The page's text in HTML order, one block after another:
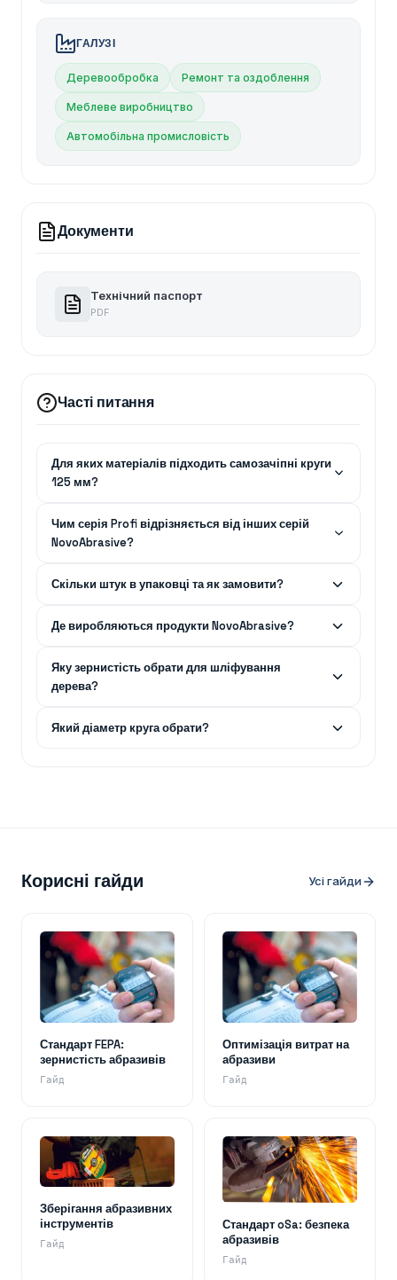
ГАЛУЗІ
Деревообробка Ремонт та оздоблення
Меблеве виробництво
Автомобільна промисловість
Документи
Технічний паспорт
PDF
Часті питання
Для яких матеріалів підходить самозачіпні круги
125 мм?
Чим серія Profi відрізняється від інших серій
NovoAbrasive?
Скільки штук в упаковці та як замовити?
Де виробляються продукти NovoAbrasive?
Яку зернистість обрати для шліфування
дерева?
Який діаметр круга обрати?
Корисні гайди Усі гайди
Стандарт FEPA:
зернистість абразивів
Гайд
Оптимізація витрат на
абразиви
Гайд
Зберігання абразивних
інструментів
Гайд
Стандарт oSa: безпека
абразивів
Гайд